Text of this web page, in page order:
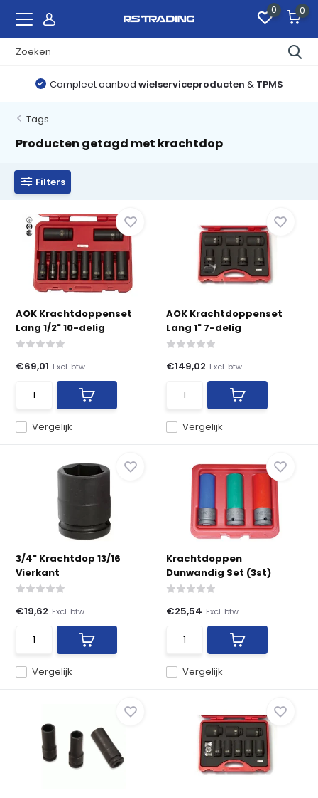
0 0
Compleet aanbod wielserviceproducten & TPMS
Tags
Producten getagd met krachtdop
Filters
AOK Krachtdoppenset
Lang 1/2" 10-delig
Vergelijk
€69,01 Excl. btw
AOK Krachtdoppenset
Lang 1" 7-delig
Vergelijk
€149,02 Excl. btw
3/4" Krachtdop 13/16
Vierkant
Vergelijk
€19,62 Excl. btw
Krachtdoppen
Dunwandig Set (3st)
Vergelijk
€25,54 Excl. btw